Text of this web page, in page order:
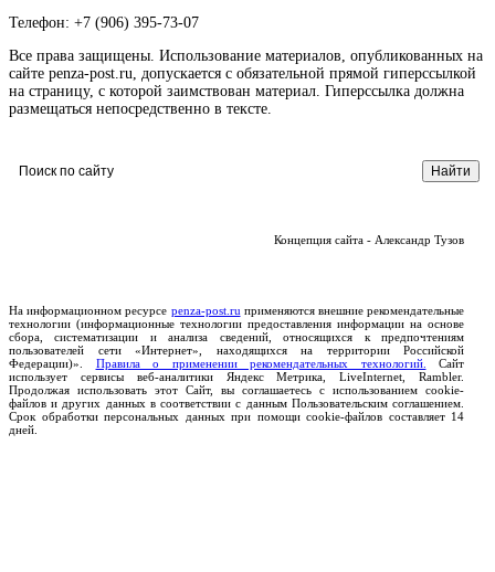
Телефон: +7 (906) 395-73-07
Все права защищены. Использование материалов, опубликованных на
сайте penza-post.ru, допускается с обязательной прямой гиперссылкой
на страницу, с которой заимствован материал. Гиперссылка должна
размещаться непосредственно в тексте.
Концепция сайта - Александр Тузов
На информационном ресурсе penza-post.ru применяются внешние рекомендательные
технологии (информационные технологии предоставления информации на основе
сбора, систематизации и анализа сведений, относящихся к предпочтениям
пользователей сети «Интернет», находящихся на территории Российской
Федерации)». Правила о применении рекомендательных технологий.
Сайт
использует сервисы веб-аналитики Яндекс Метрика, LiveInternet, Rambler.
Продолжая использовать этот Сайт, вы соглашаетесь с использованием cookie-
файлов и других данных в соответствии с данным Пользовательским соглашением.
Срок обработки персональных данных при помощи cookie-файлов составляет 14
дней.